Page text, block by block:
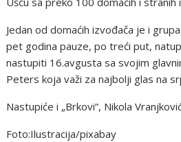
Jedan od domaćih izvođača je i
pet godina pauze, po treći put,
nastupiti 16.avgusta sa svojim
Peters koja važi za najbolji glas na
Nastupiće i „Brkovi“, Nikоla
Foto:Ilustracija/pixabay